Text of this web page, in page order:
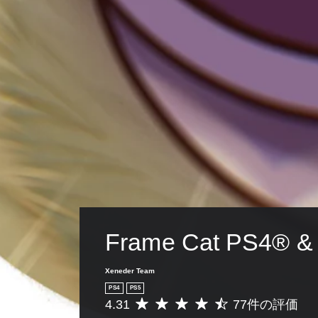
Frame Cat PS4®
Xeneder Team
PS4 PS5
評
4.31 77件の評価